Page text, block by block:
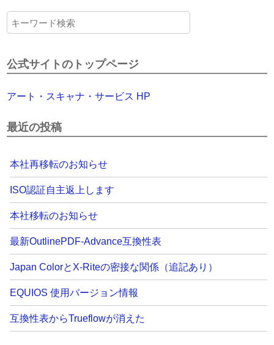
公式サイトのトップページ
アート・スキャナ・サービス HP
最近の投稿
本社再移転のお知らせ
ISO認証自主返上します
本社移転のお知らせ
最新OutlinePDF-Advance互換性表
Japan ColorとX-Riteの密接な関係（追記あり）
EQUIOS 使用バージョン情報
互換性表からTrueflowが消えた